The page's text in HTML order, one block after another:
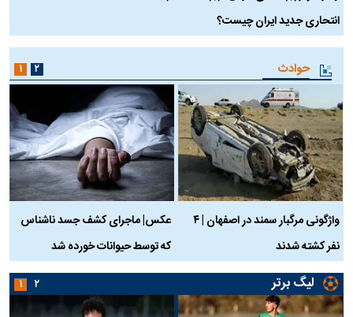
انتحاری جدید ایران چیست؟
حوادث
واژگونی مرگبار سمند در اصفهان | ۴
نفر کشته شدند
عکس| ماجرای کشف جسد ناشناس
که توسط حیوانات خورده شد
۱ ۲
لیگ برتر ۱ ۲